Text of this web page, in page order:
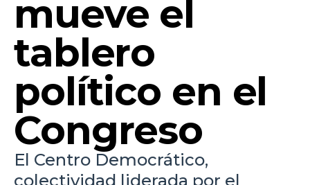
mueve el
tablero
político en el
Congreso
El Centro Democrático,
colectividad liderada por el